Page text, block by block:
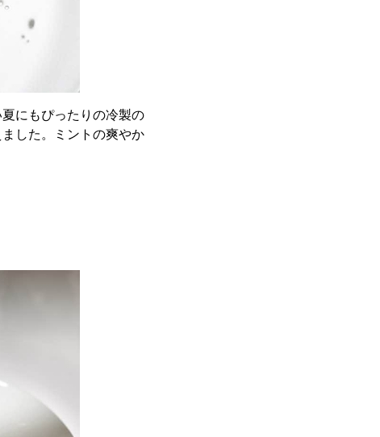
にもぴったりの冷製の
した。ミントの爽やか